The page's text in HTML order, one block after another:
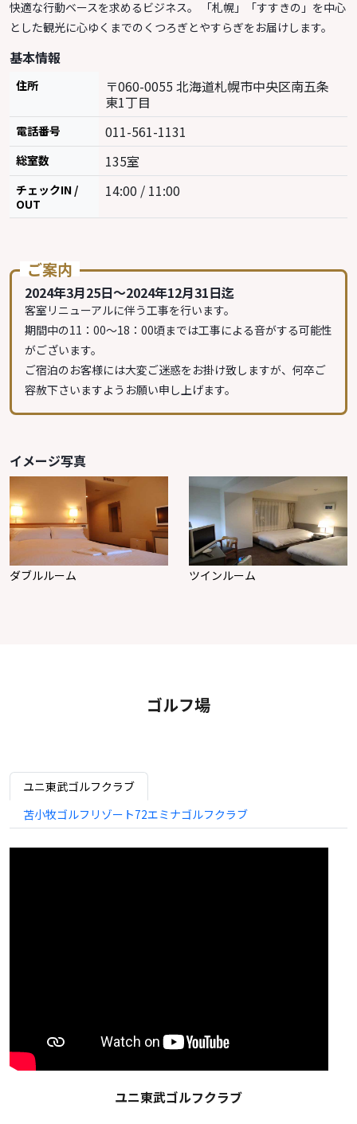
快適な行動ベースを求めるビジネス。 「札幌」「すすきの」を中心
とした観光に心ゆくまでのくつろぎとやすらぎをお届けします。
基本情報
住所
〒060-0055 北海道札幌市中央区南五条
東1丁目
電話番号 011-561-1131
総室数 135室
チェックIN /
OUT
14:00 / 11:00
ご案内
2024年3月25日～2024年12月31日迄
客室リニューアルに伴う工事を行います。
期間中の11：00～18：00頃までは工事による音がする可能性
がございます。
ご宿泊のお客様には大変ご迷惑をお掛け致しますが、何卒ご
容赦下さいますようお願い申し上げます。
イメージ写真
ダブルルーム ツインルーム
ゴルフ場
ユニ東武ゴルフクラブ
苫小牧ゴルフリゾート72エミナゴルフクラブ
ユニ東武ゴルフクラブ